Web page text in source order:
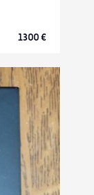
1300 €